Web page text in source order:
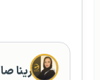
آرینا